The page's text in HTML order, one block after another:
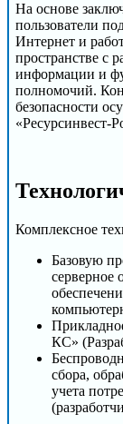
На основе
пользователи
Интернет и
пространстве с
информации и
полномочий.
безопасности
«Ресурсинвест-
Комплексное
Базовую
серверное
КС»
сбора,
учета